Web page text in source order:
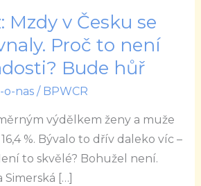
Mzdy v Česku se
Proč to není
Bude hůř
o-nas/ BPWCR
výdělkem ženy a muže
%. Bývalo to dřív daleko víc –
to skvělé? Bohužel není.
[…]